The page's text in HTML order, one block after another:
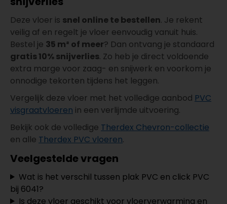
Deze vloer is snel online te bestellen. Je rekent
veilig af en regelt je vloer eenvoudig vanuit huis.
Bestel je 35 m² of meer? Dan ontvang je standaard
gratis 10% snijverlies. Zo heb je direct voldoende
extra marge voor zaag- en snijwerk en voorkom je
onnodige tekorten tijdens het leggen.
Vergelijk deze vloer met het volledige aanbod PVC
visgraatvloeren in een verlijmde uitvoering.
Bekijk ook de volledige Therdex Chevron-collectie
en alle Therdex PVC vloeren.
Veelgestelde vragen
Wat is het verschil tussen plak PVC en click PVC
bij 6041?
Is deze vloer geschikt voor vloerverwarming en